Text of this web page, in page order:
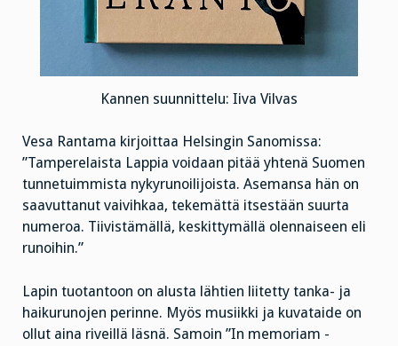
Kannen suunnittelu: Iiva Vilvas
Vesa Rantama kirjoittaa Helsingin Sanomissa:
”Tamperelaista Lappia voidaan pitää yhtenä Suomen
tunnetuimmista nykyrunoilijoista. Asemansa hän on
saavuttanut vaivihkaa, tekemättä itsestään suurta
numeroa. Tiivistämällä, keskittymällä olennaiseen eli
runoihin.”
Lapin tuotantoon on alusta lähtien liitetty tanka- ja
haikurunojen perinne. Myös musiikki ja kuvataide on
ollut aina riveillä läsnä. Samoin ”In memoriam -